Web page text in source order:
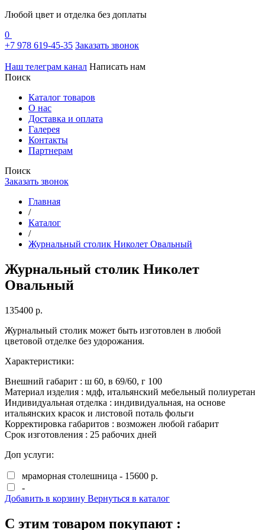
Любой цвет и отделка без доплаты
0
+7 978 619-45-35 Заказать звонок
Наш телеграм канал Написать нам
Поиск
Каталог товаров
О нас
Доставка и оплата
Галерея
Контакты
Партнерам
Поиск
Заказать звонок
Главная
/
Каталог
/
Журнальный столик Николет Овальный
Журнальный столик Николет
Овальный
135400 р.
Журнальный столик может быть изготовлен в любой
цветовой отделке без удорожания.
Характеристики:
Внешний габарит : ш 60, в 69/60, г 100
Материал изделия : мдф, итальянский мебельный полиуретан
Индивидуальная отделка : индивидуальная, на основе
итальянских красок и листовой поталь фольги
Корректировка габаритов : возможен любой габарит
Срок изготовления : 25 рабочих дней
Доп услуги:
мраморная столешница - 15600 р.
-
Добавить в корзину Вернуться в каталог
С этим товаром покупают :